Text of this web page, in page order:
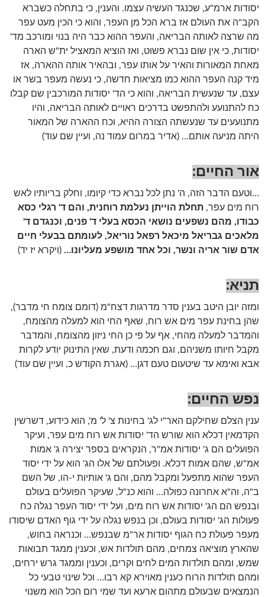
יסודות ארמ"ע, שכנגד העשיה עצמו. והענין, כי בתחלה כשברא
הקב"ה את העולם אז ברא הכל מן העפר, והוא כי הכין מעט עפר
מה שרצה לאותה הבריאה, והעפר ההוא כבר היה בנוי ומורכב מד'
יסודות, כי אין שום נברא פשוט, ואז הוציא המאציל ית"ש הארה
מאחת המאורות והאיר על אותו עפר, ובהאיר אותה ההארה, אז
מיד קנה העפר ההוא כמו מציאות חדשה, כי נעשה מעפר בשר או
עצם, עד שנעשית הבריאה, והוא כי הד' יסודות המורכבין שם קבלו
כח להתנועע ולהתפשט בדרכים ראויים לאותה הבריאה, והיו
מתנועעים עד שנעשתה הצורה ההיא, וכח ההארה של המאור
היתה מניעה אותם… (אדיר במרום עמוד נה, ועיין שם עוד)
אור החיים:
…וטעם הדבר הזה, ה' נתן לכל נברא כדי קיומו, וחלק בריותיו לאש
רוח מים עפר, תחלת הוייתן נעלמת רוחנית, והם ד' רגלי כסא
כבודו, מהם נשפעים נושאי הכסא בעלי ד' פנים, וכנגדם ד'
מלאכים גבריאל מיכאל רפאל נוריאל, לעומתם בבעלי חיים
אדם שור אריה ונשר, וכל אחד מושפע מעליונו… (ויקרא יז יד)
תניא:
ומזה יובן היטב בענין סדר מדרגות דצח"מ (דומם צומח חי מדבר),
שהן בחינת עפר מים אש רוח, שאף החי הוא למעלה מהצומח,
והמדבר למעלה מהחי, אף על פי כן החי ניזון מהצומח, והמדבר
מקבל חיותו משניהם, וגם חכמה ודעת, שאין התינוק יודע לקרות
אבא ואימא עד שיטעום טעם דגן… (אגרת הקודש כ, ועיין שם עוד)
נפש החיים:
ענין הצלם שחילקם האר"י לג' בחינות צ' ל' מ', הוא כידוע, דשרשין
הקדמאין דכלא הוא שורש הד' יסודות אש רוח מים עפר, ועיקר
הפועלים הם ג' יסודות אמ"ר, הנקראים בספר יצירה ג' אמות
אמ"ש, שהם אמות דכלא. ופעולתם של אלו הג' הוא על ידי יסוד
העפר שהוא מתפעל ומקבל מהם, והם ג' אותיות י-הו, של השם
ב"ה, וה"א אחרונה כפולה… והוא כנ"ל, שעיקר הפועלים בעולם
ובנפש הם הג' יסודות אש רוח מים, ועל ידי יסוד העפר נגלה כח
פעולות הג' יסודות בעולם, וכן בנפש נגלה על ידי גוף האדם שיסודו
מעפר פעולת כח הגוף יסודות אר"מ שבנפש… וכנראה בחוש,
שהארץ מוציאה צמחים, מהם תולדות אש, וכענין ממגד תבואות
שמש, ומהם תולדות המים לחים וקרים, וכענין וממגד גרש ירחים,
ומהם תולדות הרוח כענין מאוירא קא רבו… וכל שינוי טבעי כל
הנמצאים שבעולם מתהום ארעא ועד שמי רום הכל הוא משנוי